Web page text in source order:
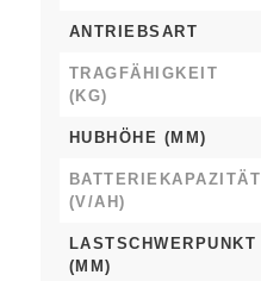
ANTRIEBSART
TRAGFÄHIGKEIT
(KG)
HUBHÖHE (MM)
BATTERIEKAPAZITÄT
(V/AH)
LASTSCHWERPUNKT
(MM)